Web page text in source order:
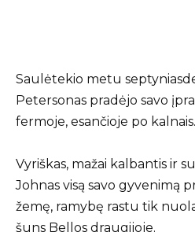
Saulėtekio metu
Petersonas pradėjo savo
fermoje, esančioje po kalnais.
Vyriškas, mažai kalbantis ir
Johnas visą savo gyvenimą
žemę, ramybę rastu tik
šuns Bellos draugijoje.